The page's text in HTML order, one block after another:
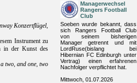
Konzertflügel,
Instrument zu
in der Kunst des
two, and one, two
Managerwechsel
Rangers Football
Club
Soeben wurde bekannt, dass
sich Rangers Football Club
von seinem bisherigen
Manager getrennt und mit
LordRuse(bislang bei
Hibernian FC Edinburgh unter
Vertrag) einen erfahrenen
Nachfolger verpflichtet hat.
Mittwoch, 01.07.2026